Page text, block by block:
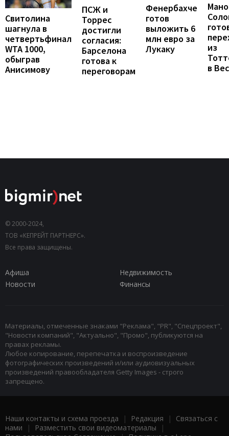
Свитолина
шагнула в
четвертьфинал
WTA 1000,
обыграв
Анисимову
ПСЖ и
Торрес
достигли
согласия:
Барселона
готова к
переговорам
Фенербахче
готов
выложить 6
млн евро за
Лукаку
из
в
© 2000-2024,
ТОВ «КЕПРЕЙТ ПАРТНЕРС».
Все права защищены.
Афиша
Недвижимость
Новости
Финансы
Материалы, отмеченные знаками "Реклама", "PR", "Спецпроект",
"Новости компаний", "Актуально", "Промо", публикуются на
правах рекламы.
Любое копирование, перепечатка и воспроизведение
фотографических произведений и/или аудиовизуальных
произведений правообладателя Getty Images - строго
запрещено.
Наши контакты и схема проезда | Редакция | Связаться с
нами | Разместить свои видеоматериалы |